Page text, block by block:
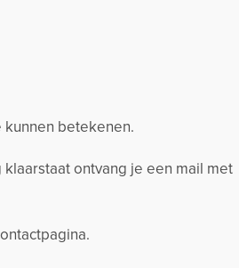
betekenen.
ontvang je een mail met